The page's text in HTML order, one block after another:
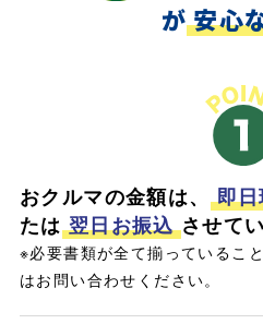
が安心
おクルマの金額は、 即
たは 翌日お振込 させて
※必要書類が全て揃っているこ
はお問い合わせください。